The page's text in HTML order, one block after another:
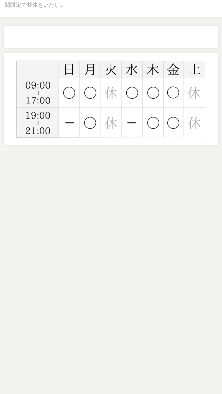
間限定で整体をいたし...